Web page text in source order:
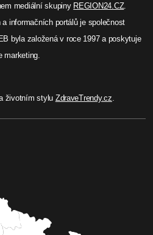
mediální skupiny REGION24.CZ.
informačních portálů je společnost
byla založená v roce 1997 a poskytuje
marketing.
životním stylu ZdraveTrendy.cz